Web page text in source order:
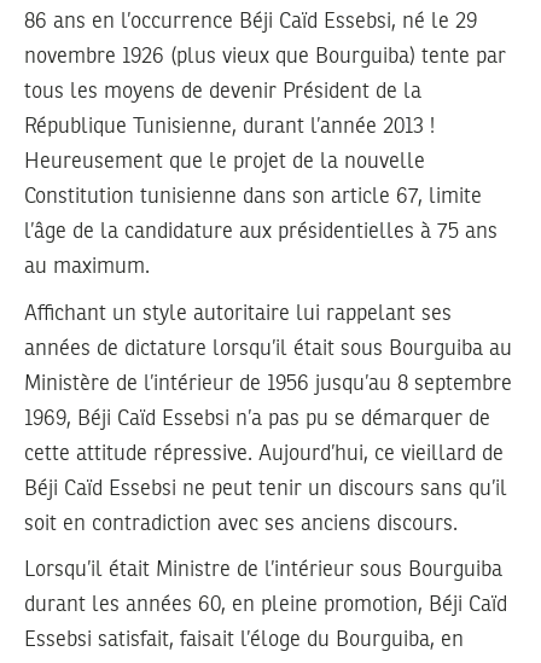
86 ans en l’occurrence Béji Caïd Essebsi, né le 29
novembre 1926 (plus vieux que Bourguiba) tente par
tous les moyens de devenir Président de la
République Tunisienne, durant l’année 2013 !
Heureusement que le projet de la nouvelle
Constitution tunisienne dans son article 67, limite
l’âge de la candidature aux présidentielles à 75 ans
au maximum.
Affichant un style autoritaire lui rappelant ses
années de dictature lorsqu’il était sous Bourguiba au
Ministère de l’intérieur de 1956 jusqu’au 8 septembre
1969, Béji Caïd Essebsi n’a pas pu se démarquer de
cette attitude répressive. Aujourd’hui, ce vieillard de
Béji Caïd Essebsi ne peut tenir un discours sans qu’il
soit en contradiction avec ses anciens discours.
Lorsqu’il était Ministre de l’intérieur sous Bourguiba
durant les années 60, en pleine promotion, Béji Caïd
Essebsi satisfait, faisait l’éloge du Bourguiba, en